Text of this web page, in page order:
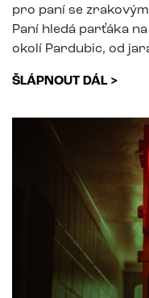
pro paní se
Paní hledá parťáka na
okolí Pardubic, od
ŠLÁPNOUT DÁL >